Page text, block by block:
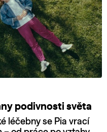
podivnosti světa
léčebny se Pia vrací